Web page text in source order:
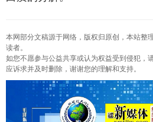
本网部分文稿源于网络，版权归原创，本站整
读者。
如您不愿参与公益共享或认为权益受到侵犯，
应诉求并及时删除，谢谢您的理解和支持。